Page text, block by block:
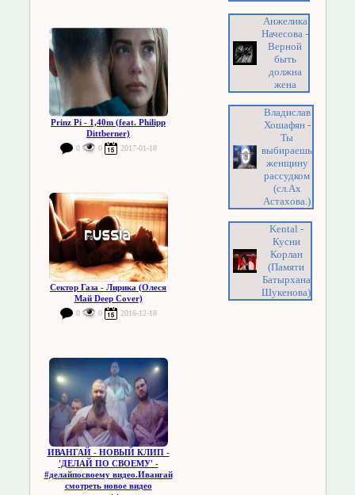
Prinz Pi - 1,40m (feat. Philipp
Dittberner)
0 0 2017-01-18
Сектор Газа - Лирика (Олеся
Май Deep Cover)
0 0 2016-12-18
ИВАНГАЙ - НОВЫЙ КЛИП -
'ДЕЛАЙ ПО СВОЕМУ' -
#делайпосвоему видео.Ивангай
смотреть новое видео
Анжелика
Начесова -
Верной
быть
должна
жена
Владислав
Хошафян -
Ты
выбираешь
женщину
рассудком
(сл.Ах
Астахова.)
Kental -
Кусни
Корлан
(Памяти
Батырхана
Шукенова)